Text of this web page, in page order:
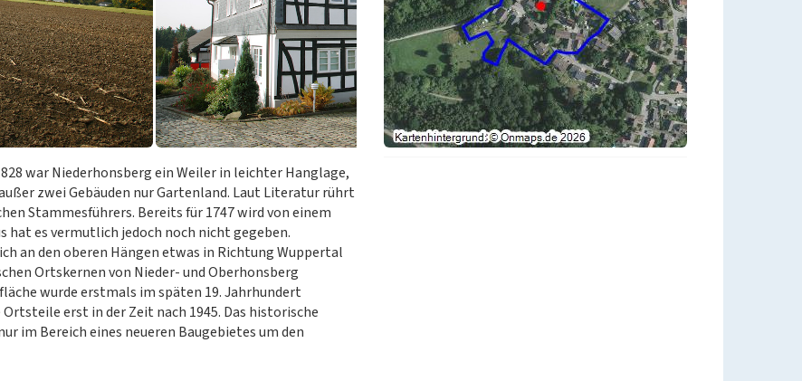
war Niederhonsberg ein Weiler in leichter Hanglage,
zwei Gebäuden nur Gartenland. Laut Literatur rührt
Stammesführers. Bereits für 1747 wird von einem
hat es vermutlich jedoch noch nicht gegeben.
an den oberen Hängen etwas in Richtung Wuppertal
Ortskernen von Nieder- und Oberhonsberg
wurde erstmals im späten 19. Jahrhundert
erst in der Zeit nach 1945. Das historische
im Bereich eines neueren Baugebietes um den